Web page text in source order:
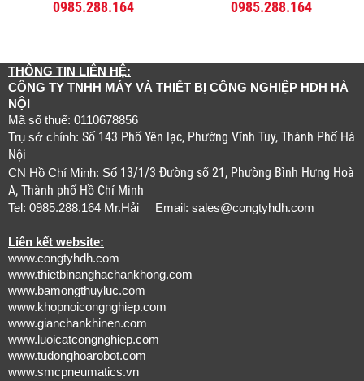
0985.288.164 0985.288.164
THÔNG TIN LIÊN HỆ:
CÔNG TY TNHH MÁY VÀ THIẾT BỊ CÔNG NGHIỆP HDH HÀ
NỘI
Mã số thuế: 0110678856
Trụ sở chính: Số 143 Phố Yên lạc, Phường Vĩnh Tuy, Thành Phố Hà
Nội
CN Hồ Chí Minh: Số 13/1/3 Đường số 21, Phường Bình Hưng Hoà
A, Thành phố Hồ Chí Minh
Tel: 0985.288.164 Mr.Hải Email: sales@congtyhdh.com
Liên kết website:
www.congtyhdh.com
www.thietbinanghachankhong.com
www.bamongthuyluc.com
www.khopnoicongnghiep.com
www.gianchankhinen.com
www.luoicatcongnghiep.com
www.tudonghoarobot.com
www.smcpneumatics.vn